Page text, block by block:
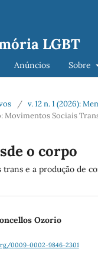
LGBT
Anúncios Sobre
/ v. 12 n. 1 (2026):
Movimentos Sociais
o corpo
trans e a produção de
Ozorio
0009-0002-9846-2301